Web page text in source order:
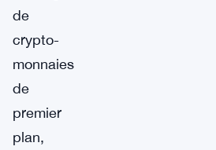
de
crypto-
monnaies
de
premier
plan,